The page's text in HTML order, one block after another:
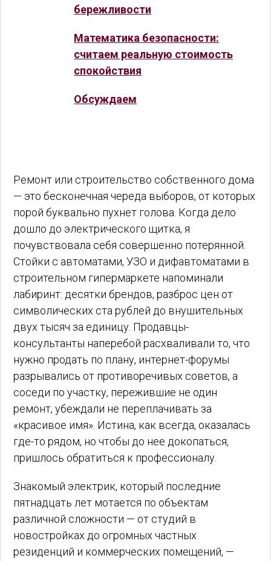
бережливости
Математика безопасности:
считаем реальную стоимость
спокойствия
Обсуждаем
Ремонт или строительство собственного дома
— это бесконечная череда выборов, от которых
порой буквально пухнет голова. Когда дело
дошло до электрического щитка, я
почувствовала себя совершенно потерянной.
Стойки с автоматами, УЗО и дифавтоматами в
строительном гипермаркете напоминали
лабиринт: десятки брендов, разброс цен от
символических ста рублей до внушительных
двух тысяч за единицу. Продавцы-
консультанты наперебой расхваливали то, что
нужно продать по плану, интернет-форумы
разрывались от противоречивых советов, а
соседи по участку, пережившие не один
ремонт, убеждали не переплачивать за
«красивое имя». Истина, как всегда, оказалась
где-то рядом, но чтобы до нее докопаться,
пришлось обратиться к профессионалу.
Знакомый электрик, который последние
пятнадцать лет мотается по объектам
различной сложности — от студий в
новостройках до огромных частных
резиденций и коммерческих помещений, —